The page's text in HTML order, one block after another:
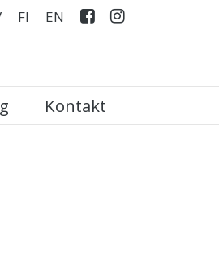
FI EN
Kontakt